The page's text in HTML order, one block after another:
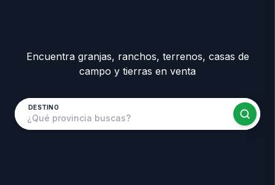
Encuentra granjas, ranchos, terrenos, casas de
campo y tierras en venta
DESTINO